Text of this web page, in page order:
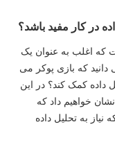
در کار مفید باشد؟
که اغلب به عنوان یک
که بازی پوکر می
داده کمک کند؟ در این
خواهیم داد که
نیاز به تحلیل داده